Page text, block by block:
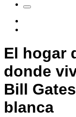
El hogar
donde
Bill
blanca